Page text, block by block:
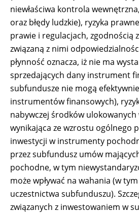
niewłaściwa kontrola
oraz błędy ludzkie), ryzyka
prawie i regulacjach, zgodnością
związaną z nimi
płynność oznacza, iż nie ma
sprzedających dany instrument
subfundusze nie mogą
instrumentów finansowych),
nabywczej środków
wynikająca ze wzrostu ogólnego
inwestycji w instrumenty
przez subfundusz umów
pochodne, w tym
może wpływać na wahania (w
uczestnictwa subfunduszu).
związanych z inwestowaniem w